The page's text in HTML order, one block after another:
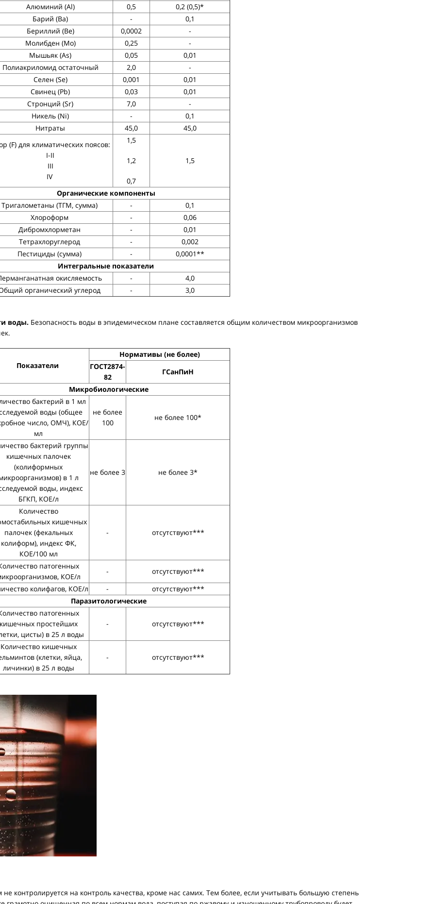
Алюминий (Al)
0,5
0,2 (0,5)*
Барий (Ba)
-
0,1
Бериллий (Be)
0,0002
-
Молибден (Mo)
0,25
-
Мышьяк (As)
0,05
0,01
Полиакриломид остаточный
2,0
-
Селен (Se)
0,001
0,01
Свинец (Pb)
0,03
0,01
Стронций (Sr)
7,0
-
Никель (Ni)
-
0,1
Нитраты
45,0
45,0
(F) для климатических поясов:
I-II
III
IV
1,5
1,2
0,7
1,5
Органические компоненты
Тригалометаны (ТГМ, сумма)
-
0,1
Хлороформ
-
0,06
Дибромхлорметан
-
0,01
Тетрахлоруглерод
-
0,002
Пестициды (сумма)
-
0,0001**
Интегральные показатели
окисляемость
-
4,0
органический углерод
- 3,0
воды. Безопасность воды в эпидемическом плане составляется общим количеством микроорганизмов
Показатели
Нормативы (не более)
ГОСТ2874-
82
ГСанПиН
Микробиологические
бактерий в 1 мл
воды (общее
число, ОМЧ), КОЕ/
мл
не более
100
не более 100*
бактерий группы
кишечных палочек
(колиформных
в 1 л
воды, индекс
БГКП, КОЕ/л
не более 3 не более 3*
Количество
кишечных
палочек (фекальных
колиформ), индекс ФК,
КОЕ/100 мл
- отсутствуют***
патогенных
КОЕ/л
-
отсутствуют***
колифагов, КОЕ/л
-
отсутствуют***
Паразитологические
патогенных
простейших
цисты) в 25 л воды
- отсутствуют***
Количество кишечных
(клетки, яйца,
личинки) в 25 л воды
- отсутствуют***
контролируется на контроль качества, кроме нас самих. Тем более, если учитывать большую степень